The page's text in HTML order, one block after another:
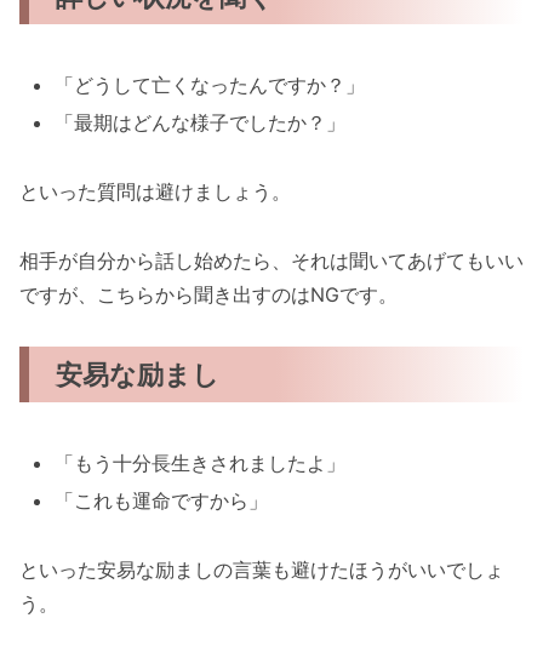
「どうして亡くなったんですか？」
「最期はどんな様子でしたか？」
といった質問は避けましょう。
相手が自分から話し始めたら、それは聞いてあげてもいい
ですが、こちらから聞き出すのはNGです。
安易な励まし
「もう十分長生きされましたよ」
「これも運命ですから」
といった安易な励ましの言葉も避けたほうがいいでしょ
う。